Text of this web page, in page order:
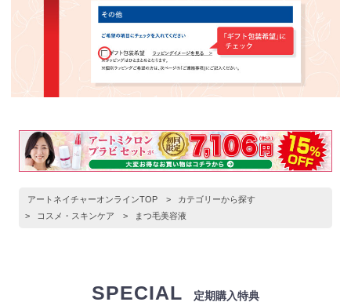
アートネイチャーオンラインTOP >
カテゴリーから探す
>
コスメ・スキンケア > まつ毛美容液
SPECIAL 定期購入特典